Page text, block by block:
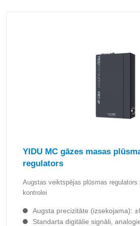
YIDU MC gāzes masas
regulators
Augstas veiktspējas plūsmas regulators
kontrolei
Augsta precizitāte (izsekojama):
Standarta digitālie signāli,